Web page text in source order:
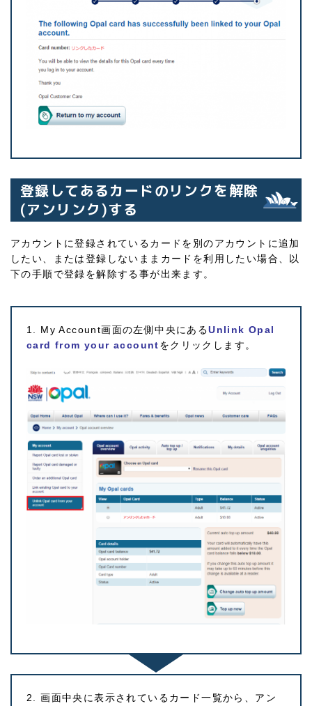
登録してあるカードのリンクを解除
(アンリンク)する
アカウントに登録されているカードを別のアカウントに追加
したい、または登録しないままカードを利用したい場合、以
下の手順で登録を解除する事が出来ます。
1. My Account画面の左側中央にあるUnlink Opal
card from your accountをクリックします。
2. 画面中央に表示されているカード一覧から、アン